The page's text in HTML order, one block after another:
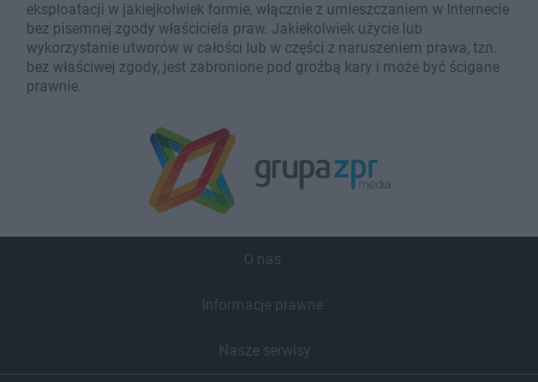
eksploatacji w jakiejkolwiek formie, włącznie z umieszczaniem w Internecie
bez pisemnej zgody właściciela praw. Jakiekolwiek użycie lub
wykorzystanie utworów w całości lub w części z naruszeniem prawa, tzn.
bez właściwej zgody, jest zabronione pod groźbą kary i może być ścigane
prawnie.
O nas
Informacje prawne
Nasze serwisy